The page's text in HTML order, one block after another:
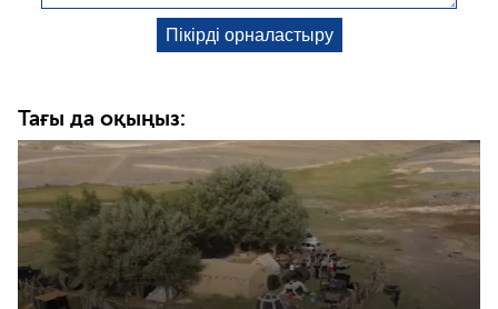
Тағы да оқыңыз: